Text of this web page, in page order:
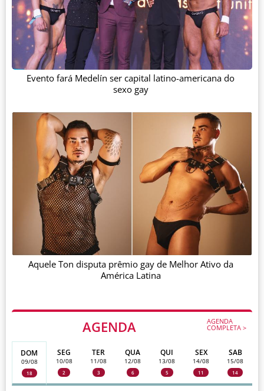
AGENDA AGENDA
COMPLETA >
DOM
09/08
18
SEG
10/08
2
TER
11/08
3
QUA
12/08
6
QUI
13/08
5
SEX
14/08
11
SAB
15/08
14
Evento fará Medelín ser capital latino-americana do
sexo gay
Aquele Ton disputa prêmio gay de Melhor Ativo da
América Latina